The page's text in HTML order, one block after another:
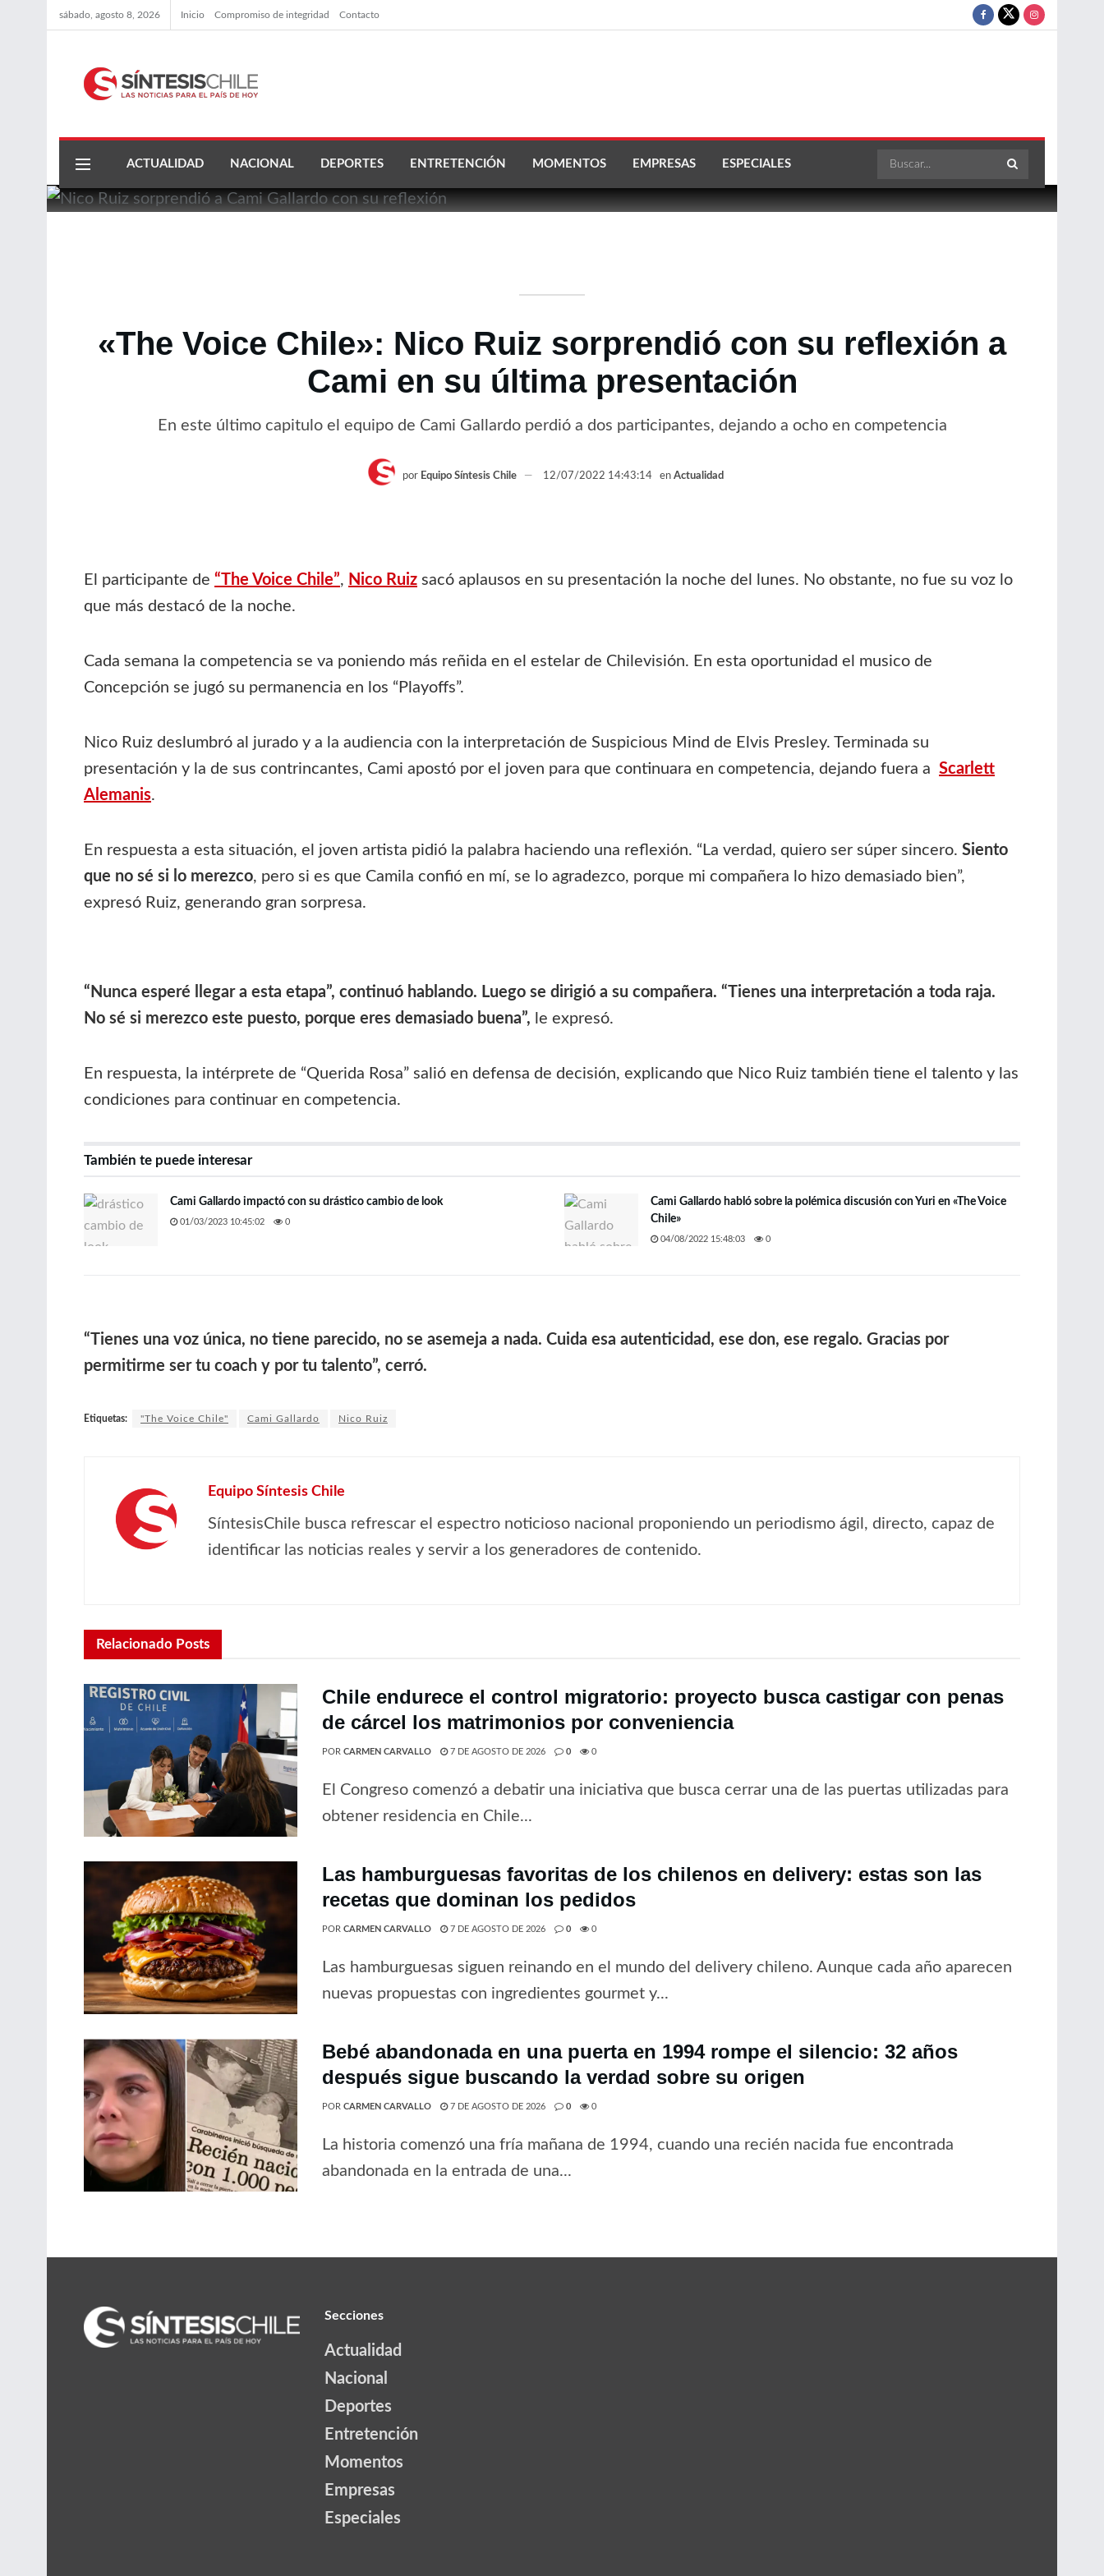
sábado, agosto 8, 2026 Inicio Compromiso de integridad Contacto
ACTUALIDAD NACIONAL DEPORTES ENTRETENCIÓN MOMENTOS EMPRESAS ESPECIALES
«The Voice Chile»: Nico Ruiz sorprendió con su reflexión a
Cami en su última presentación
En este último capitulo el equipo de Cami Gallardo perdió a dos participantes, dejando a ocho en competencia
por Equipo Síntesis Chile 12/07/2022 14:43:14 en Actualidad
El participante de “The Voice Chile”, Nico Ruiz sacó aplausos en su presentación la noche del lunes. No obstante, no fue su voz lo
que más destacó de la noche.
Cada semana la competencia se va poniendo más reñida en el estelar de Chilevisión. En esta oportunidad el musico de
Concepción se jugó su permanencia en los “Playoffs”.
Nico Ruiz deslumbró al jurado y a la audiencia con la interpretación de Suspicious Mind de Elvis Presley. Terminada su
presentación y la de sus contrincantes, Cami apostó por el joven para que continuara en competencia, dejando fuera a Scarlett
Alemanis.
En respuesta a esta situación, el joven artista pidió la palabra haciendo una reflexión. “La verdad, quiero ser súper sincero. Siento
que no sé si lo merezco, pero si es que Camila confió en mí, se lo agradezco, porque mi compañera lo hizo demasiado bien”,
expresó Ruiz, generando gran sorpresa.
“Nunca esperé llegar a esta etapa”, continuó hablando. Luego se dirigió a su compañera. “Tienes una interpretación a toda raja.
No sé si merezco este puesto, porque eres demasiado buena”, le expresó.
En respuesta, la intérprete de “Querida Rosa” salió en defensa de decisión, explicando que Nico Ruiz también tiene el talento y las
condiciones para continuar en competencia.
También te puede interesar
Cami Gallardo impactó con su drástico cambio de look
01/03/2023 10:45:02 0
Cami Gallardo habló sobre la polémica discusión con Yuri en «The Voice
Chile»
04/08/2022 15:48:03 0
“Tienes una voz única, no tiene parecido, no se asemeja a nada. Cuida esa autenticidad, ese don, ese regalo. Gracias por
permitirme ser tu coach y por tu talento”, cerró.
Etiquetas: "The Voice Chile" Cami Gallardo Nico Ruiz
Equipo Síntesis Chile
SíntesisChile busca refrescar el espectro noticioso nacional proponiendo un periodismo ágil, directo, capaz de
identificar las noticias reales y servir a los generadores de contenido.
Relacionado Posts
Chile endurece el control migratorio: proyecto busca castigar con penas
de cárcel los matrimonios por conveniencia
POR CARMEN CARVALLO 7 DE AGOSTO DE 2026 0 0
El Congreso comenzó a debatir una iniciativa que busca cerrar una de las puertas utilizadas para
obtener residencia en Chile...
Las hamburguesas favoritas de los chilenos en delivery: estas son las
recetas que dominan los pedidos
POR CARMEN CARVALLO 7 DE AGOSTO DE 2026 0 0
Las hamburguesas siguen reinando en el mundo del delivery chileno. Aunque cada año aparecen
nuevas propuestas con ingredientes gourmet y...
Bebé abandonada en una puerta en 1994 rompe el silencio: 32 años
después sigue buscando la verdad sobre su origen
POR CARMEN CARVALLO 7 DE AGOSTO DE 2026 0 0
La historia comenzó una fría mañana de 1994, cuando una recién nacida fue encontrada
abandonada en la entrada de una...
Secciones
Actualidad
Nacional
Deportes
Entretención
Momentos
Empresas
Especiales